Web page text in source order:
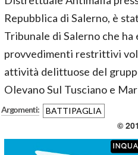
Repubblica di Salerno, è
Tribunale di Salerno che ha
provvedimenti restrittivi
attività delittuose del
Olevano Sul Tusciano e
Argomenti: BATTIPAGLIA
©